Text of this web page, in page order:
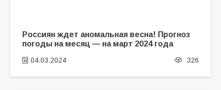
Россиян ждет аномальная весна! Прогноз
погоды на месяц — на март 2024 года
04.03.2024 326